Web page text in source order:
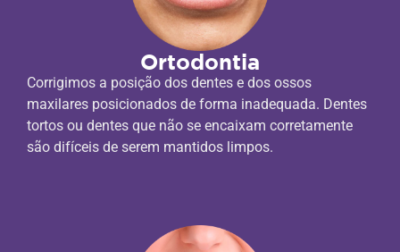
Ortodontia
Corrigimos a posição dos dentes e dos ossos
maxilares posicionados de forma inadequada. Dentes
tortos ou dentes que não se encaixam corretamente
são difíceis de serem mantidos limpos.